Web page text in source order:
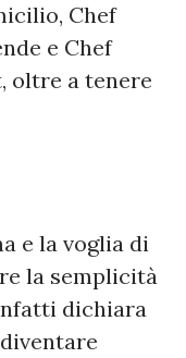
Chef
e Chef
oltre a tenere
e la voglia di
la semplicità
dichiara